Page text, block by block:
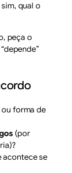
qual o
peça o
forma de
(por
acontece se